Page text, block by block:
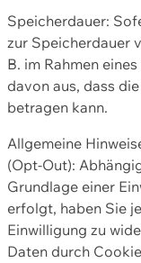
Speicherdauer:
zur Speicherdauer
B. im Rahmen
davon aus, dass
betragen kann.
Allgemeine
(Opt-Out):
Grundlage einer
erfolgt, haben Sie
Einwilligung zu
Daten durch